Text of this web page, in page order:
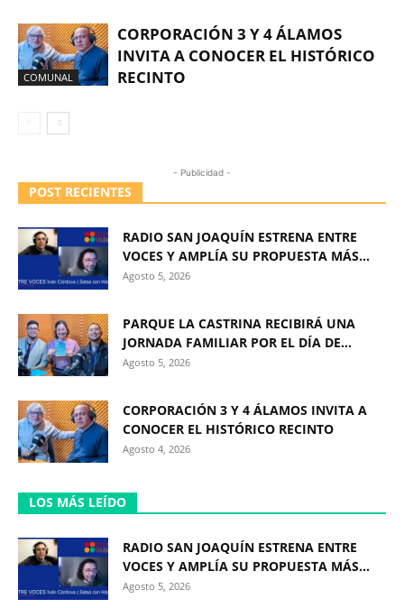
COMUNAL
CORPORACIÓN 3 Y 4 ÁLAMOS
INVITA A CONOCER EL HISTÓRICO
RECINTO
- Publicidad -
POST RECIENTES
RADIO SAN JOAQUÍN ESTRENA ENTRE
VOCES Y AMPLÍA SU PROPUESTA MÁS...
Agosto 5, 2026
PARQUE LA CASTRINA RECIBIRÁ UNA
JORNADA FAMILIAR POR EL DÍA DE...
Agosto 5, 2026
CORPORACIÓN 3 Y 4 ÁLAMOS INVITA A
CONOCER EL HISTÓRICO RECINTO
Agosto 4, 2026
LOS MÁS LEÍDO
RADIO SAN JOAQUÍN ESTRENA ENTRE
VOCES Y AMPLÍA SU PROPUESTA MÁS...
Agosto 5, 2026